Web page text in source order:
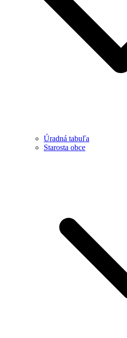
Úradná tabuľa
Starosta obce